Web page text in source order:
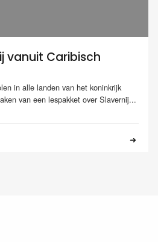
vanuit Caribisch
in alle landen van het koninkrijk
van een lespakket over Slavernij...